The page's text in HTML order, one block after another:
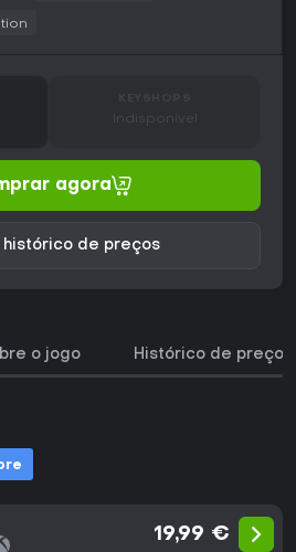
Indisponível
agora
histórico de preços
o jogo Histórico de preços
19,99 €